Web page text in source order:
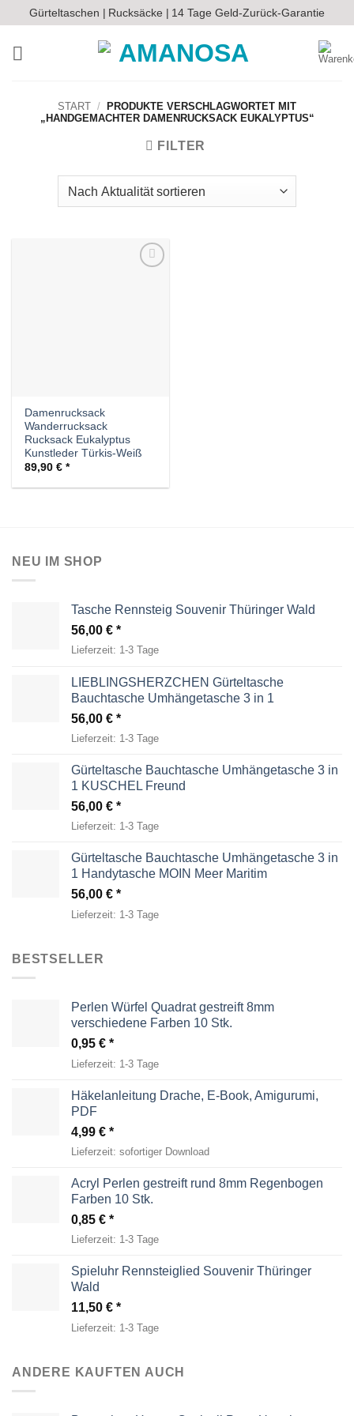
Inhalt
springen
Gürteltaschen | Rucksäcke | 14 Tage Geld-Zurück-Garantie
START /
PRODUKTE VERSCHLAGWORTET MIT
„HANDGEMACHTER DAMENRUCKSACK EUKALYPTUS“
FILTER
Damenrucksack
Wanderrucksack
Rucksack Eukalyptus
Kunstleder Türkis-Weiß
89,90€
NEU IM SHOP
Tasche Rennsteig Souvenir Thüringer Wald
56,00 €
Lieferzeit: 1-3 Tage
LIEBLINGSHERZCHEN Gürteltasche
Bauchtasche Umhängetasche 3 in 1
56,00 €
Lieferzeit: 1-3 Tage
Gürteltasche Bauchtasche Umhängetasche 3 in
1 KUSCHEL Freund
56,00 €
Lieferzeit: 1-3 Tage
Gürteltasche Bauchtasche Umhängetasche 3 in
1 Handytasche MOIN Meer Maritim
56,00 €
Lieferzeit: 1-3 Tage
BESTSELLER
Perlen Würfel Quadrat gestreift 8mm
verschiedene Farben 10 Stk.
0,95 €
Lieferzeit: 1-3 Tage
Häkelanleitung Drache, E-Book, Amigurumi,
PDF
4,99 €
Lieferzeit: sofortiger Download
Acryl Perlen gestreift rund 8mm Regenbogen
Farben 10 Stk.
0,85 €
Lieferzeit: 1-3 Tage
Spieluhr Rennsteiglied Souvenir Thüringer
Wald
11,50 €
Lieferzeit: 1-3 Tage
ANDERE KAUFTEN AUCH